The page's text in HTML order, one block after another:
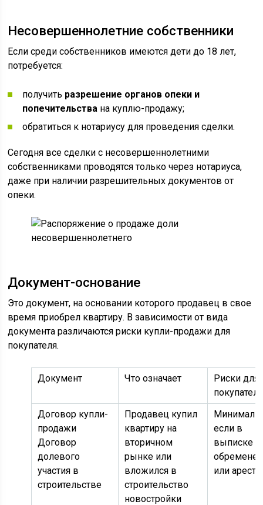
Несовершеннолетние собственники
Если среди собственников имеются дети до 18 лет,
потребуется:
получить разрешение органов опеки и
попечительства на куплю-продажу;
обратиться к нотариусу для проведения сделки.
Сегодня все сделки с несовершеннолетними
собственниками проводятся только через нотариуса,
даже при наличии разрешительных документов от
опеки.
Документ-основание
Это документ, на основании которого продавец в свое
время приобрел квартиру. В зависимости от вида
документа различаются риски купли-продажи для
покупателя.
Документ Что означает
Риски для
покупателя
Договор купли-
продажи
Договор
долевого
участия в
строительстве
Продавец купил
квартиру на
вторичном
рынке или
вложился в
строительство
новостройки
если в
выписке
или